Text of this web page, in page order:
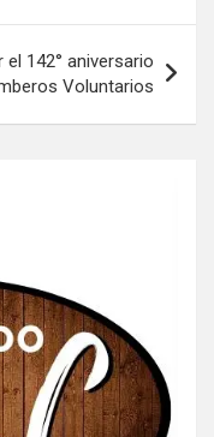
142° aniversario
Voluntarios